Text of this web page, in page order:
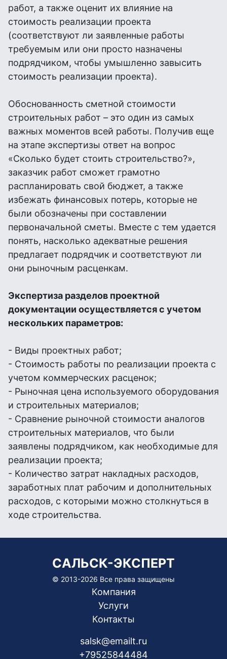
работ, а также оценит их влияние на
стоимость реализации проекта
(соответствуют ли заявленные работы
требуемым или они просто назначены
подрядчиком, чтобы умышленно завысить
стоимость реализации проекта).
Обоснованность сметной стоимости
строительных работ – это один из самых
важных моментов всей работы. Получив еще
на этапе экспертизы ответ на вопрос
«Сколько будет стоить строительство?»,
заказчик работ сможет грамотно
распланировать свой бюджет, а также
избежать финансовых потерь, которые не
были обозначены при составлении
первоначальной сметы. Вместе с тем удается
понять, насколько адекватные решения
предлагает подрядчик и соответствуют ли
они рыночным расценкам.
Экспертиза разделов проектной
документации осуществляется с учетом
нескольких параметров:
- Виды проектных работ;
- Стоимость работы по реализации проекта с
учетом коммерческих расценок;
- Рыночная цена используемого оборудования
и строительных материалов;
- Сравнение рыночной стоимости аналогов
строительных материалов, что были
заявлены подрядчиком, как необходимые для
реализации проекта;
- Количество затрат накладных расходов,
заработных плат рабочим и дополнительных
расходов, с которыми можно столкнуться в
ходе строительства.
САЛЬСК-ЭКСПЕРТ
© 2013-2026 Все права защищены
Компания
Услуги
Контакты
salsk@emailt.ru
+79525844484